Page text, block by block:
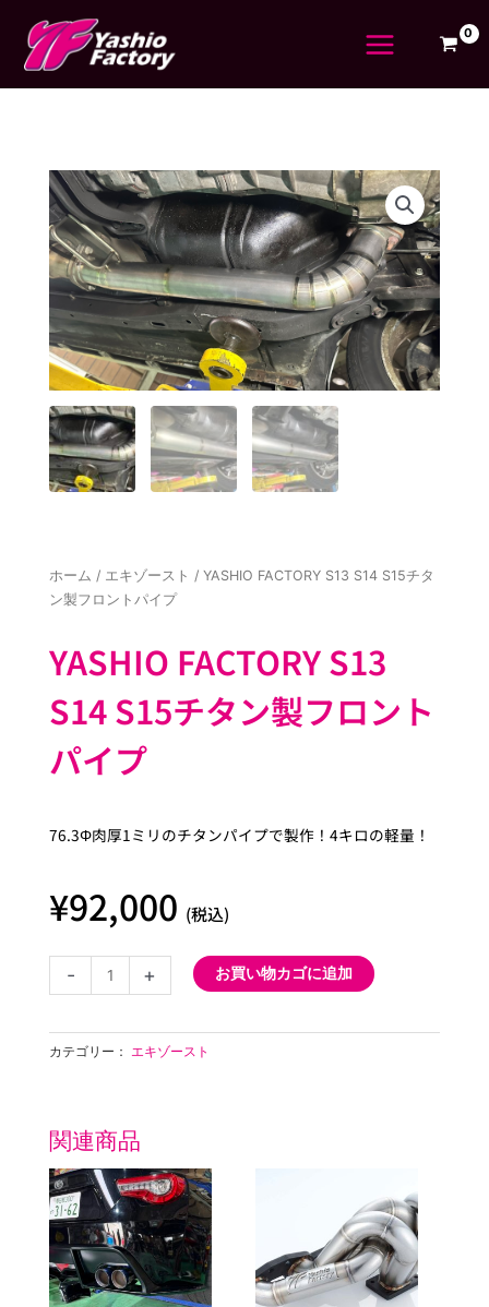
ホーム / エキゾースト / YASHIO FACTORY S13 S14 S15チタ
ン製フロントパイプ
YASHIO FACTORY S13
S14 S15チタン製フロント
パイプ
76.3Φ肉厚1ミリのチタンパイプで製作！4キロの軽量！
¥92,000 (税込)
-
FACTORY
S14
S15
ン
フ
ロ
ン
ト
パ
イ
+ お買い物カゴに追加
カテゴリー： エキゾースト
関連商品
価
格
帯:
¥350,000
–
¥398,000